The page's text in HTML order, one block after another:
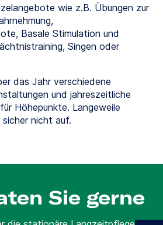
wie z.B. Übungen zur
Basale Stimulation und
Singen oder
das Jahr verschiedene
und jahreszeitliche
Höhepunkte. Langeweile
nicht auf.
Sie gerne